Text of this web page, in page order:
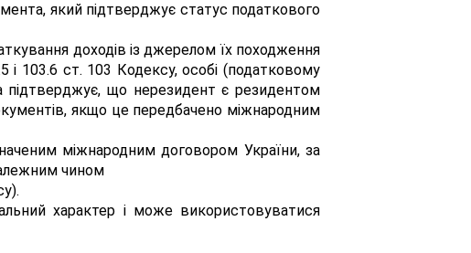
який підтверджує статус податкового
доходів із джерелом їх походження
і 103.6 ст. 103 Кодексу, особі (податковому
підтверджує, що нерезидент є резидентом
якщо це передбачено міжнародним
міжнародним договором України, за
чином
характер і може використовуватися